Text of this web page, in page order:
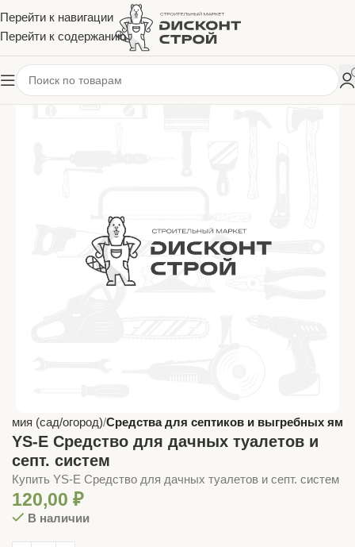
Перейти к навигации
Перейти к содержанию
(сад/огород) Средства для септиков и выгребных ям
YS-E Средство для дачных туалетов и
септ. систем
Купить YS-E Средство для дачных туалетов и септ. систем
120,00 ₽
В наличии